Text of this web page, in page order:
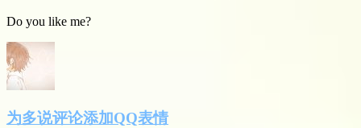
Do you like me?
为多说评论添加QQ表情